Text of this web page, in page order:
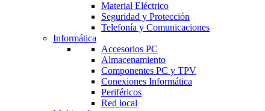
Material Eléctrico
Seguridad y Protección
Telefonía y Comunicaciones
Informática
Accesorios PC
Almacenamiento
Componentes PC y TPV
Conexiones Informática
Periféricos
Red local